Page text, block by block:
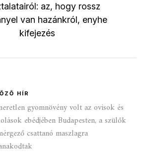
az, hogy rossz
van hazánkról, enyhe
kifejezés
HÍR
gyomnövény volt az ovisok és
ebédjében Budapesten, a szülők
csattanó maszlagra